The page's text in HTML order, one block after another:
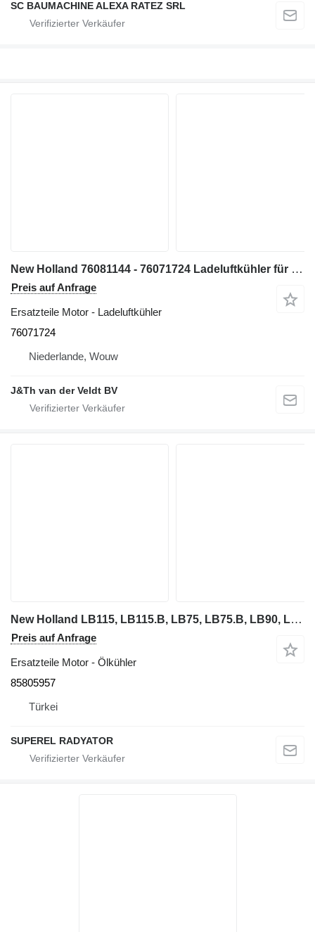
SC BAUMACHINE ALEXA RATEZ SRL
New Holland 76081144 - 76071724 Ladeluftkühler für New Holland W190 LW190B W190EVOLUTION Radlader
Preis auf Anfrage
Ersatzteile Motor - Ladeluftkühler
76071724
Niederlande, Wouw
J&Th van der Veldt BV
New Holland LB115, LB115.B, LB75, LB75.B, LB90, LB115CP, LB110, LB75CP, LB95 85805957 Ölkühler für New Holland LB115, LB115.B, LB75, LB75.B, LB90, LB115CP, LB110, LB75CP, LB95 Radlader
Preis auf Anfrage
Ersatzteile Motor - Ölkühler
85805957
Türkei
SUPEREL RADYATOR